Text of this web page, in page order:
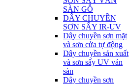
SÀN GỖ
DÂY CHUYỀN
SƠN SẤY IR-UV
Dây chuyền sơn mặt
và sơn cửa tự động
Dây chuyền sản xuất
và sơn sấy UV ván
sàn
Dây chuyền sơn